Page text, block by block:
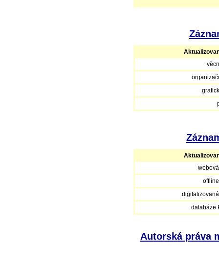
databáze
Autorská práva